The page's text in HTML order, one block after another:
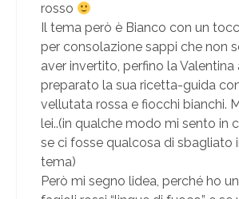
rosso
Il tema però è Bianco con un
per consolazione sappi che non
aver invertito, perfino la Valentina
preparato la sua ricetta-guida
vellutata rossa e fiocchi bianchi.
lei..(in qualche modo mi sento in
se ci fosse qualcosa di sbagliato
tema)
Però mi segno lidea, perché ho